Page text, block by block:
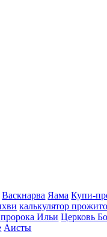
Васкнарва Яама Купи-
калькулятор
Ильи Церковь
Аисты